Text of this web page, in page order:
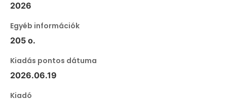
2026
Egyéb információk
205 o.
Kiadás pontos dátuma
2026.06.19
Kiadó